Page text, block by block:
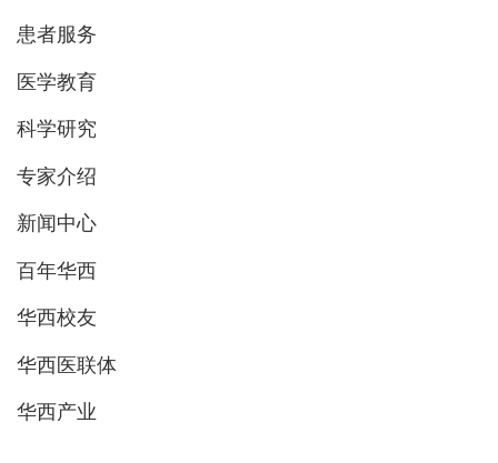
患者服务
医学教育
科学研究
专家介绍
新闻中心
百年华西
华西校友
华西医联体
华西产业